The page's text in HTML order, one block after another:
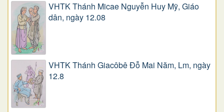
VHTK Thánh Micae Nguyễn Huy Mỹ, Giáo
dân, ngày 12.08
VHTK Thánh Giacôbê Ðỗ Mai Năm, Lm, ngày
12.8